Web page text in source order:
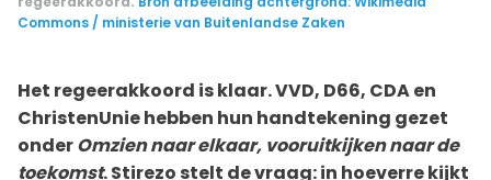
Commons / ministerie van Buitenlandse Zaken
Het regeerakkoord is klaar. VVD, D66, CDA en
ChristenUnie hebben hun handtekening gezet
onderOmzien naar elkaar, vooruitkijken naar de
toekomst. Stirezo stelt de vraag: in hoeverre kijkt